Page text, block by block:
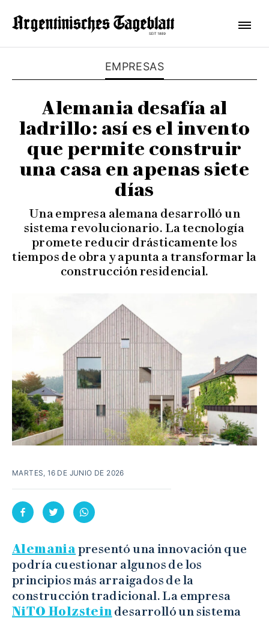
EMPRESAS
Alemania desafía al
ladrillo: así es el invento
que permite construir
una casa en apenas siete
días
Una empresa alemana desarrolló un
sistema revolucionario. La tecnología
promete reducir drásticamente los
tiempos de obra y apunta a transformar la
construcción residencial.
MARTES, 16 DE JUNIO DE 2026
Alemaniapresentó una innovación que
podría cuestionar algunos de los
principios más arraigados de la
construcción tradicional. La empresa
NiTO Holzstein desarrolló un sistema